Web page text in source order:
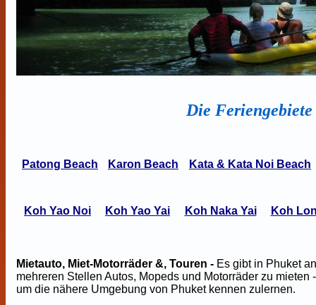
Die
Patong Beach Karon Beach Kata & Kata Noi Beach
Koh Yao Noi Koh Yao Yai Koh Naka Yai Koh
Mietauto, Miet-Motorräder &, Touren - Es gibt in Phuket an
mehreren Stellen Autos, Mopeds und Motorräder zu mieten
um die nähere Umgebung von Phuket kennen zulernen.